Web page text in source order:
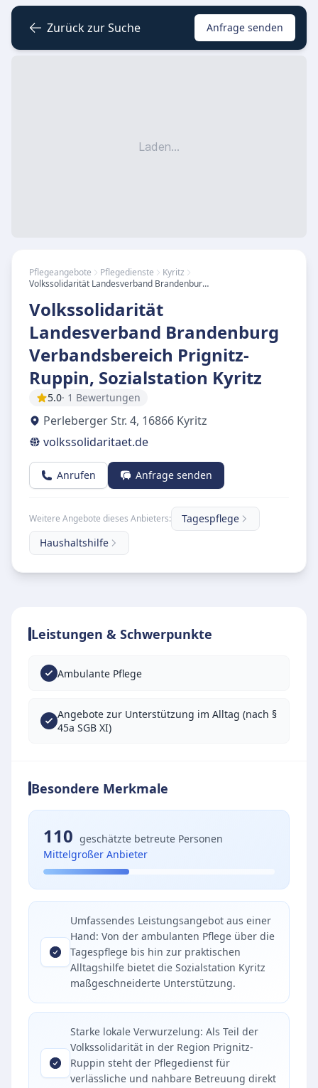
Zurück zur Suche Anfrage senden
Laden...
Pflegeangebote Pflegedienste
Kyritz
Volkssolidarität Landesverband Brandenburg Verbandsbereich Prignitz-Ruppin, Sozialstation Kyritz
Volkssolidarität
Landesverband Brandenburg
Verbandsbereich Prignitz-
Ruppin, Sozialstation Kyritz
5.0· 1 Bewertungen
Perleberger Str. 4, 16866 Kyritz
volkssolidaritaet.de
Anrufen Anfrage senden
Weitere Angebote dieses Anbieters:
Tagespflege
Haushaltshilfe
Leistungen & Schwerpunkte
Ambulante Pflege
Angebote zur Unterstützung im Alltag (nach §
45a SGB XI)
Besondere Merkmale
110 geschätzte betreute Personen
Mittelgroßer Anbieter
Umfassendes Leistungsangebot aus einer
Hand: Von der ambulanten Pflege über die
Tagespflege bis hin zur praktischen
Alltagshilfe bietet die Sozialstation Kyritz
maßgeschneiderte Unterstützung.
Starke lokale Verwurzelung: Als Teil der
Volkssolidarität in der Region Prignitz-
Ruppin steht der Pflegedienst für
verlässliche und nahbare Betreuung direkt